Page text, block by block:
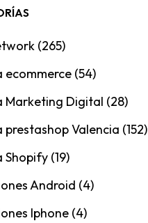
(265)
ecommerce(54)
Marketing Digital (28)
prestashop Valencia (152)
Shopify(19)
Android (4)
Iphone(4)